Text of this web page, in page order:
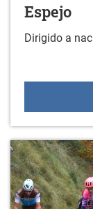
Espejo
Dirigido a